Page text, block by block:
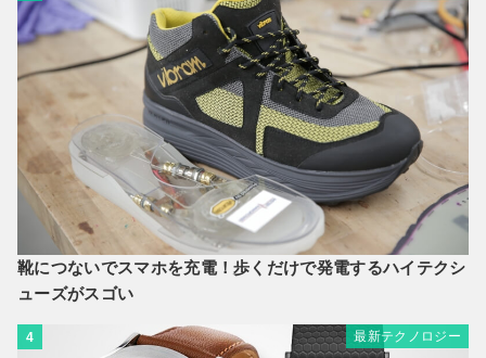
靴につないでスマホを充電！歩くだけで発電するハイテクシ
ューズがスゴい
4 最新テクノロジー